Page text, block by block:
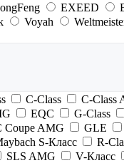
EXEED
Voyah
C-Class C-Class
EQC G-Class
Coupe AMG GLE
S-Класс R-
SLS AMG V-Класс